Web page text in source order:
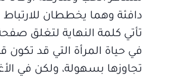
دافئة وهما يخططان
تأتي كلمة النهاية لتغلق
في حياة المرأة التي قد
تجاوزها بسهولة، ولكن في